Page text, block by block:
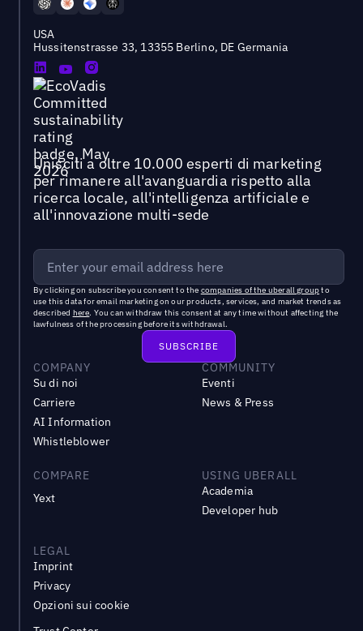
USA
Hussitenstrasse 33, 13355 Berlino, DE Germania
Unisciti a oltre 10.000 esperti di marketing
per rimanere all'avanguardia rispetto alla
ricerca locale, all'intelligenza artificiale e
all'innovazione multi-sede
By clicking on subscribe you consent to the companies of the uberall groupto
use this data for email marketing on our products, services, and market trends as
described here. You can withdraw this consent at any time without affecting the
lawfulness of the processing before its withdrawal.
COMPANY
Su di noi
Carriere
AI Information
Whistleblower
COMMUNITY
Eventi
News & Press
COMPARE
Yext
USING UBERALL
Academia
Developer hub
LEGAL
Imprint
Privacy
Opzioni sui cookie